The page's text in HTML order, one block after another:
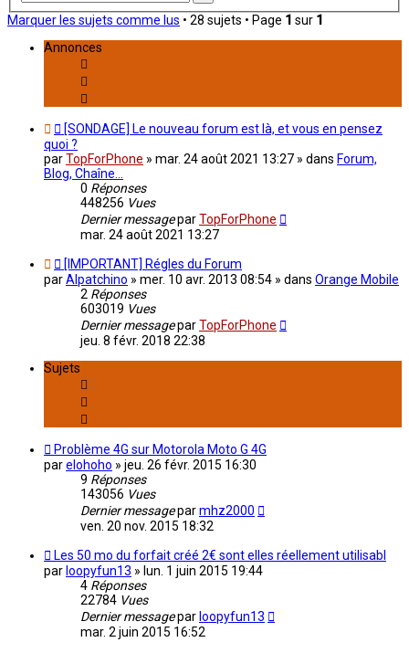
Marquer les sujets comme lus • 28 sujets • Page 1 sur 1
Annonces
[SONDAGE] Le nouveau forum est là, et vous en pensez
quoi ?
parTopForPhone » mar. 24 août 2021 13:27 » dans Forum,
Blog, Chaîne...
0 Réponses
448256 Vues
Dernier messageparTopForPhone
mar. 24 août 2021 13:27
[IMPORTANT] Régles du Forum
parAlpatchino » mer. 10 avr. 2013 08:54 » dans Orange Mobile
2 Réponses
603019 Vues
Dernier messageparTopForPhone
jeu. 8 févr. 2018 22:38
Sujets
Problème 4G sur Motorola Moto G 4G
parelohoho » jeu. 26 févr. 2015 16:30
9 Réponses
143056 Vues
Dernier messageparmhz2000
ven. 20 nov. 2015 18:32
Les 50 mo du forfait créé 2€ sont elles réellement utilisabl
par loopyfun13 » lun. 1 juin 2015 19:44
4 Réponses
22784 Vues
Dernier messagepar loopyfun13
mar. 2 juin 2015 16:52